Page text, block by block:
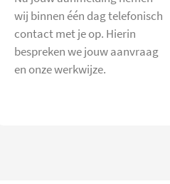
wij binnen één dag telefonisch
contact met je op. Hierin
bespreken we jouw aanvraag
en onze werkwijze.